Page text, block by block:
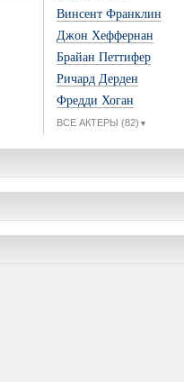
Винсент Франклин
Джон Хеффернан
Брайан Петтифер
Ричард Дерден
Фредди Хоган
ВСЕ АКТЕРЫ (82) ▼